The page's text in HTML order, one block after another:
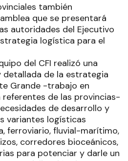
también
que se presentará
autoridades del Ejecutivo
logística para el
del CFI realizó una
detallada de la estrategia
Grande -trabajo en
referentes de las provincias-
de desarrollo y
variantes logísticas
ferroviario, fluvial-marítimo,
corredores bioceánicos,
para potenciar y darle un